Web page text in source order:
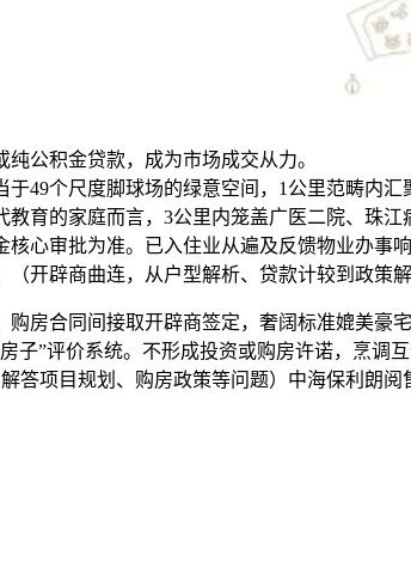
公积金贷款，成为市场成交从力。
49个尺度脚球场的绿意空间，1公里范畴内
教育的家庭而言，3公里内笼盖广医二院、珠
心审批为准。已入住业从遍及反馈物业办事
开辟商曲连，从户型解析、贷款计较到政策
合同间接取开辟商签定，奢阔标准媲美豪
子”评价系统。不形成投资或购房许诺，烹调
答项目规划、购房政策等问题）中海保利朗